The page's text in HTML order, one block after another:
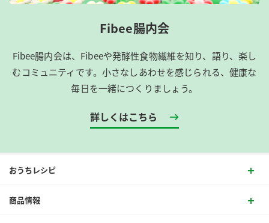
Fibee腸内会
Fibee腸内会は、​Fibeeや発酵性食物繊維を知り、語り、楽し
むコミュニティです。​小さなしあわせを感じられる、健康な
毎日を一緒につくりましょう。
詳しくはこちら
おうちレシピ
商品情報